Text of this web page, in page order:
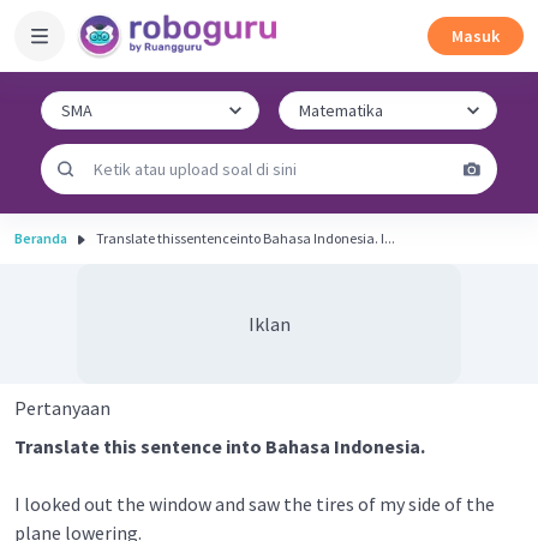
Masuk
Beranda Translate thissentenceinto Bahasa Indonesia. I...
Iklan
Pertanyaan
Translate this sentence into Bahasa Indonesia.
I looked out the window and saw the tires of my side of the
plane lowering.